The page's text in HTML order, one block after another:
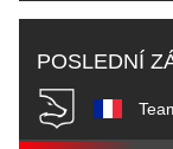
POSLEDNÍ